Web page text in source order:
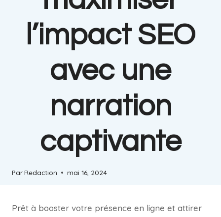
l’impact SEO
avec une
narration
captivante
ParRedaction mai 16, 2024
Prêt à booster votre présence en ligne et attirer